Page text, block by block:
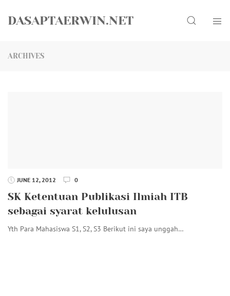
DASAPTAERWIN.NET Search
ARCHIVES
JUNE 12, 2012 0
SK Ketentuan Publikasi Ilmiah ITB
sebagai syarat kelulusan
Yth Para Mahasiswa S1, S2, S3 Berikut ini saya unggah…